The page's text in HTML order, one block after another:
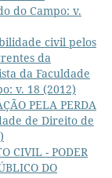
do Campo: v.
civil pelos
da
da Faculdade
v. 18 (2012)
PELA PERDA
de Direito de
CIVIL - PODER
DO